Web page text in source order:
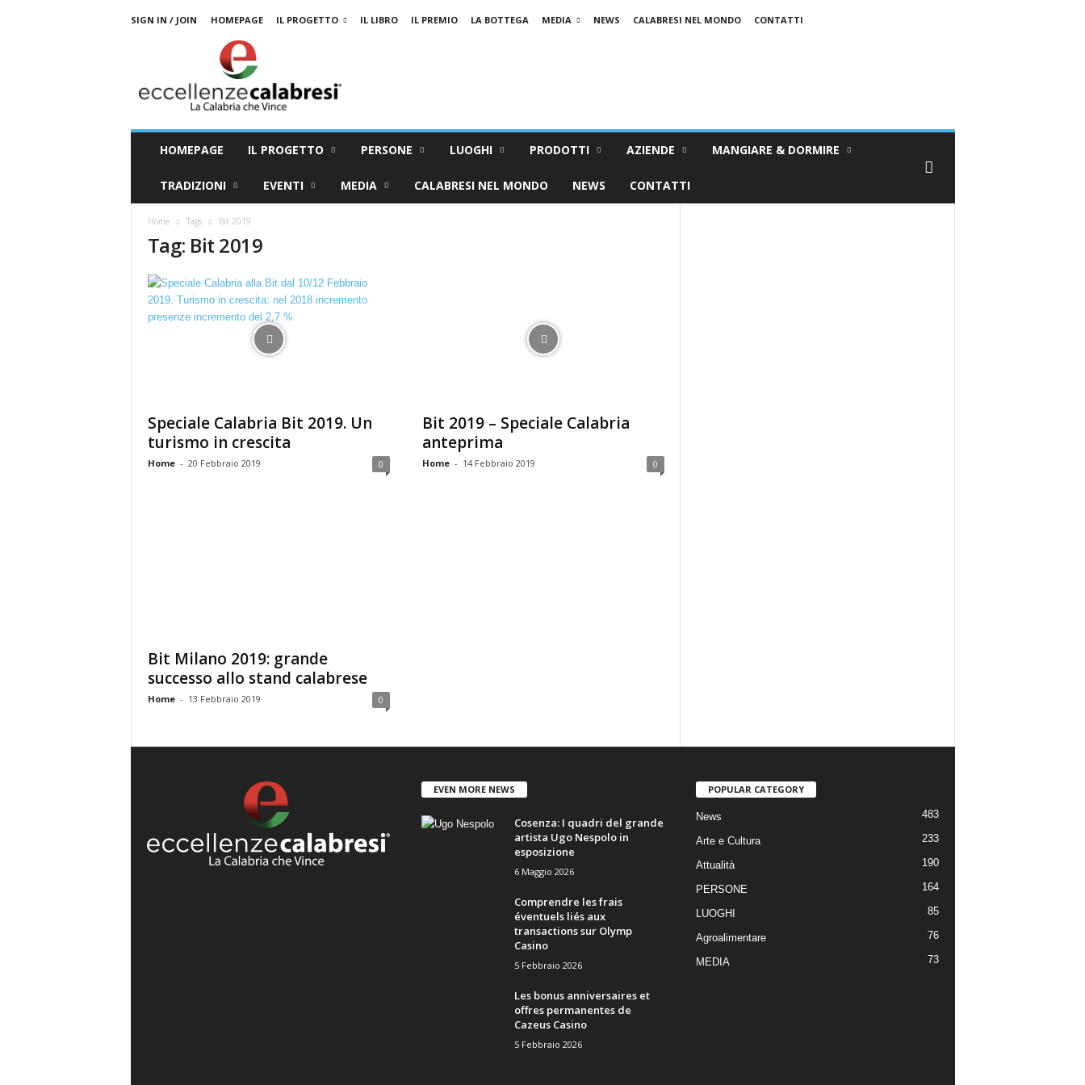
SIGN IN / JOIN HOMEPAGE IL PROGETTO IL LIBRO IL PREMIO LA BOTTEGA MEDIA NEWS CALABRESI NEL MONDO
CONTATTI
HOMEPAGE IL PROGETTO PERSONE LUOGHI PRODOTTI AZIENDE MANGIARE & DORMIRE
TRADIZIONI EVENTI MEDIA CALABRESI NEL MONDO NEWS CONTATTI
Home Tags Bit 2019
Tag: Bit 2019
Speciale Calabria Bit 2019. Un
turismo in crescita
Home - 20 Febbraio 2019 0
Bit 2019 – Speciale Calabria
anteprima
Home - 14 Febbraio 2019 0
Bit Milano 2019: grande
successo allo stand calabrese
Home - 13 Febbraio 2019 0
EVEN MORE NEWS
Cosenza: I quadri del grande
artista Ugo Nespolo in
esposizione
6 Maggio 2026
Comprendre les frais
éventuels liés aux
transactions sur Olymp
Casino
5 Febbraio 2026
Les bonus anniversaires et
offres permanentes de
Cazeus Casino
5 Febbraio 2026
POPULAR CATEGORY
News 483
Arte e Cultura 233
Attualità 190
PERSONE 164
LUOGHI 85
Agroalimentare 76
MEDIA 73